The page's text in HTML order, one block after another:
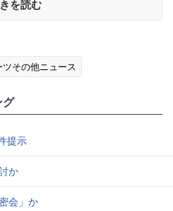
を読む
その他ニュース
グ
提示
か
会」か